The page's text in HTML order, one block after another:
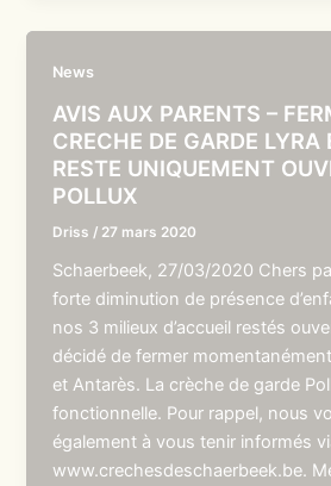
News
AVIS AUX PARENTS –
CRECHE DE GARDE LYRA
RESTE UNIQUEMENT
POLLUX
Driss / 27 mars 2020
Schaerbeek, 27/03/2020 Chers
forte diminution de présence
nos 3 milieux d’accueil restés
décidé de fermer
et Antarès. La crèche de garde
fonctionnelle. Pour rappel, nous
également à vous tenir informés
www.crechesdeschaerbeek.be.